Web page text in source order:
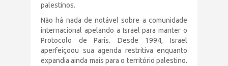
palestinos.
Não há nada de notável sobre a comunidade
internacional apelando a Israel para manter o
Protocolo de Paris. Desde 1994, Israel
aperfeiçoou sua agenda restritiva enquanto
expandia ainda mais para o território palestino.